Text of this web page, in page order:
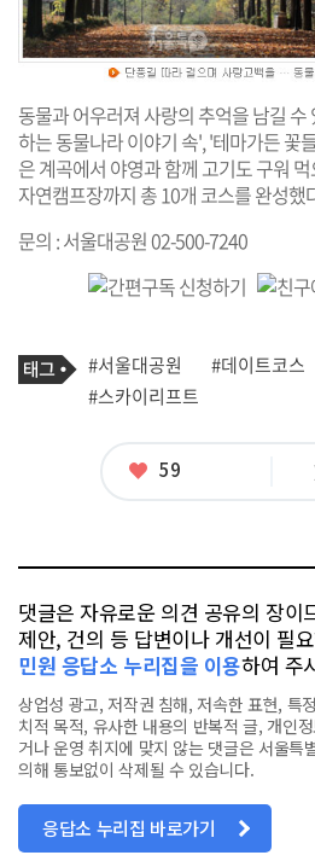
동물과 어우러져 사랑의 추억을 남길
하는 동물나라 이야기 속', '테마가든 꽃
은 계곡에서 야영과 함께 고기도 구워
자연캠프장까지 총 10개 코스를 완성했
문의 : 서울대공원 02-500-7240
기
사
관
련
태
그
#서울대공원 #데이트코스
#스카이리프트
좋
59
댓글은 자유로운 의견 공유의 장이
제안, 건의 등 답변이나 개선이 필
민원 응답소 누리집을 이용하여 주
상업성 광고, 저작권 침해, 저속한 표현, 특
치적 목적, 유사한 내용의 반복적 글, 개인
거나 운영 취지에 맞지 않는 댓글은 서울특
의해 통보없이 삭제될 수 있습니다.
응답소 누리집 바로가기